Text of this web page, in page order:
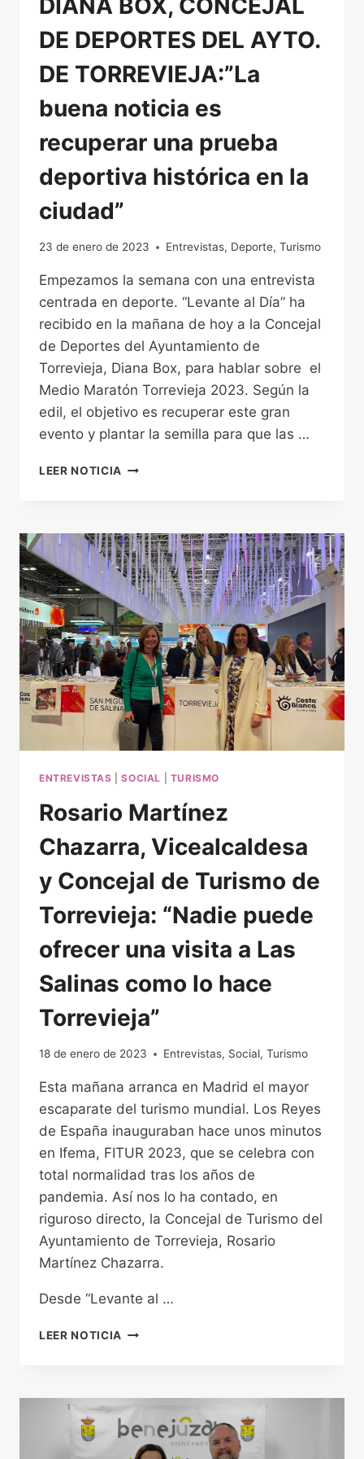
DE DEPORTES DEL AYTO.
DE TORREVIEJA:”La
buena noticia es
recuperar una prueba
deportiva histórica en la
ciudad”
23 de enero de 2023 Entrevistas, Deporte, Turismo
Empezamos la semana con una entrevista
centrada en deporte. “Levante al Día” ha
recibido en la mañana de hoy a la Concejal
de Deportes del Ayuntamiento de
Torrevieja, Diana Box, para hablar sobre el
Medio Maratón Torrevieja 2023. Según la
edil, el objetivo es recuperar este gran
evento y plantar la semilla para que las …
LEER NOTICIA DIANA
DEPORTES
DEL
AYTO.
DE
TORREVIEJA:”LA
BUENA
NOTICIA
ES
RECUPERAR
UNA
PRUEBA
DEPORTIVA
HISTÓRICA
LA
ENTREVISTAS |SOCIAL TURISMO
Rosario Martínez
Chazarra, Vicealcaldesa
y Concejal de Turismo de
Torrevieja: “Nadie puede
ofrecer una visita a Las
Salinas como lo hace
Torrevieja”
18 de enero de 2023 Entrevistas, Social, Turismo
Esta mañana arranca en Madrid el mayor
escaparate del turismo mundial. Los Reyes
de España inauguraban hace unos minutos
en Ifema, FITUR 2023, que se celebra con
total normalidad tras los años de
pandemia. Así nos lo ha contado, en
riguroso directo, la Concejal de Turismo del
Ayuntamiento de Torrevieja, Rosario
Martínez Chazarra.
Desde “Levante al …
LEER NOTICIA ROSARIO
Y
CONCEJAL
DE
TURISMO